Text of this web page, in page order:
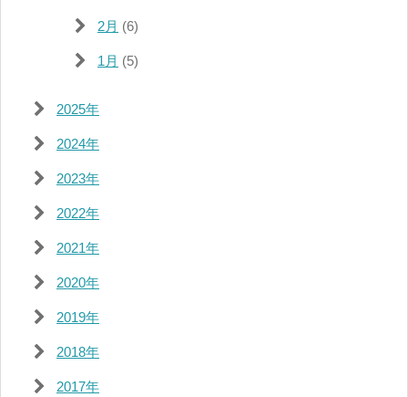
2月 (6)
1月 (5)
2025年
2024年
2023年
2022年
2021年
2020年
2019年
2018年
2017年